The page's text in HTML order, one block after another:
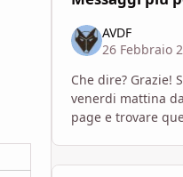
AVDF
26 Febbraio
Che dire? Grazie! Sorpresa inaspettata
venerdi mattina
page e trovare